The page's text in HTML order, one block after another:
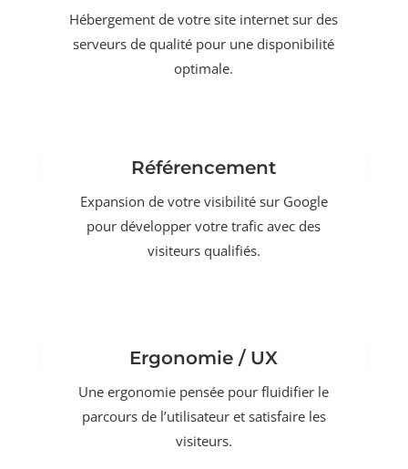
Hébergement de votre site internet sur des
serveurs de qualité pour une disponibilité
optimale.
Référencement
Expansion de votre visibilité sur Google
pour développer votre trafic avec des
visiteurs qualifiés.
Ergonomie / UX
Une ergonomie pensée pour fluidifier le
parcours de l’utilisateur et satisfaire les
visiteurs.